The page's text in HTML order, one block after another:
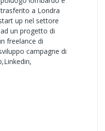
a Londra
up nel settore
un progetto di
freelance di
campagne di